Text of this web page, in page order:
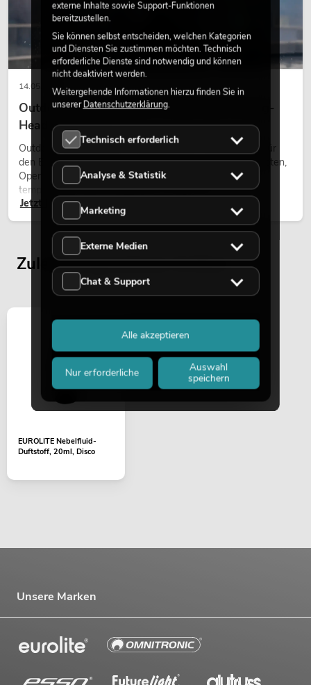
14.05.2026
Outdoor Moving-Heads: Wetterfeste Moving-
Heads bei Events
Outdoor Moving-Heads sind bewegliche Scheinwerfer für
den Einsatz im Freien. Sie werden bei Festivals, Stadtfesten,
Open-Air-Konzerten, Architekturinszenierungen und
temporären Außeninstallationen eingesetzt.
Jetzt lesen
Zuletzt angesehene Artikel
EUROLITE Nebelfluid-
Duftstoff, 20ml, Disco
Unsere Marken
externe Inhalte sowie Support-Funktionen
bereitzustellen.
Sie können selbst entscheiden, welchen Kategorien
und Diensten Sie zustimmen möchten. Technisch
erforderliche Dienste sind notwendig und können
nicht deaktiviert werden.
Weitergehende Informationen hierzu finden Sie in
unsererDatenschutzerklärung.
Technisch erforderlich
Analyse & Statistik
Marketing
Externe Medien
Chat & Support
Nur erforderliche
Auswahl
speichern
Alle akzeptieren